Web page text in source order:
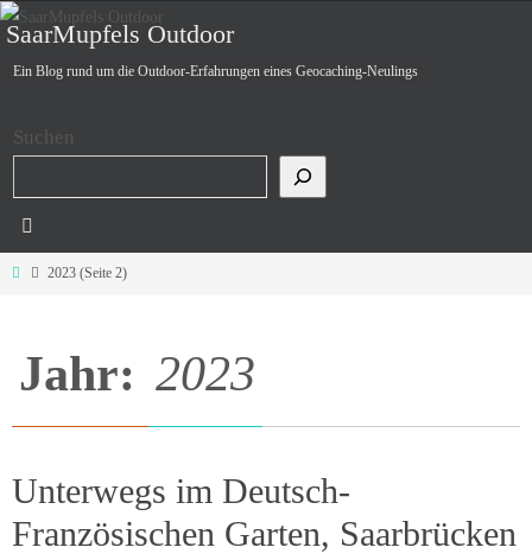
Zum
Inhalt
springen
SaarMupfels Outdoor
Ein Blog rund um die Outdoor-Erfahrungen eines Geocaching-Neulings
Suchen
Start2023 (Seite 2)
Jahr: 2023
Unterwegs im Deutsch-
Französischen Garten, Saarbrücken